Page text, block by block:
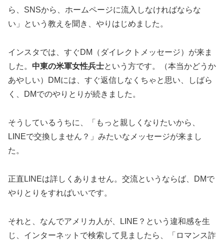
ら、SNSから、ホームページに流入しなければならな
い」という教えを聞き、やりはじめました。
インスタでは、すぐDM（ダイレクトメッセージ）が来ま
した。 中東の米軍女性兵士という方です。（本当かどうか
あやしい）DMには、すぐ返信しなくちゃと思い、しばら
く、DMでのやりとりが続きました。
そうしているうちに、「もっと親しくなりたいから、
LINEで交換しません？」みたいなメッセージが来まし
た。
正直LINEは詳しくありません。交流というならば、DMで
やりとりをすればいいです。
それと、なんでアメリカ人が、LINE？という違和感を生
じ、インターネットで検索して見ましたら、「ロマンス詐